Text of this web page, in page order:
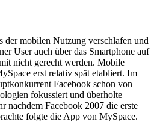
der mobilen Nutzung verschlafen und
User auch über das Smartphone auf
nicht gerecht werden. Mobile
erst relativ spät etabliert. Im
Facebook schon von
fokussiert und überholte
nachdem Facebook 2007 die erste
folgte die App von MySpace.